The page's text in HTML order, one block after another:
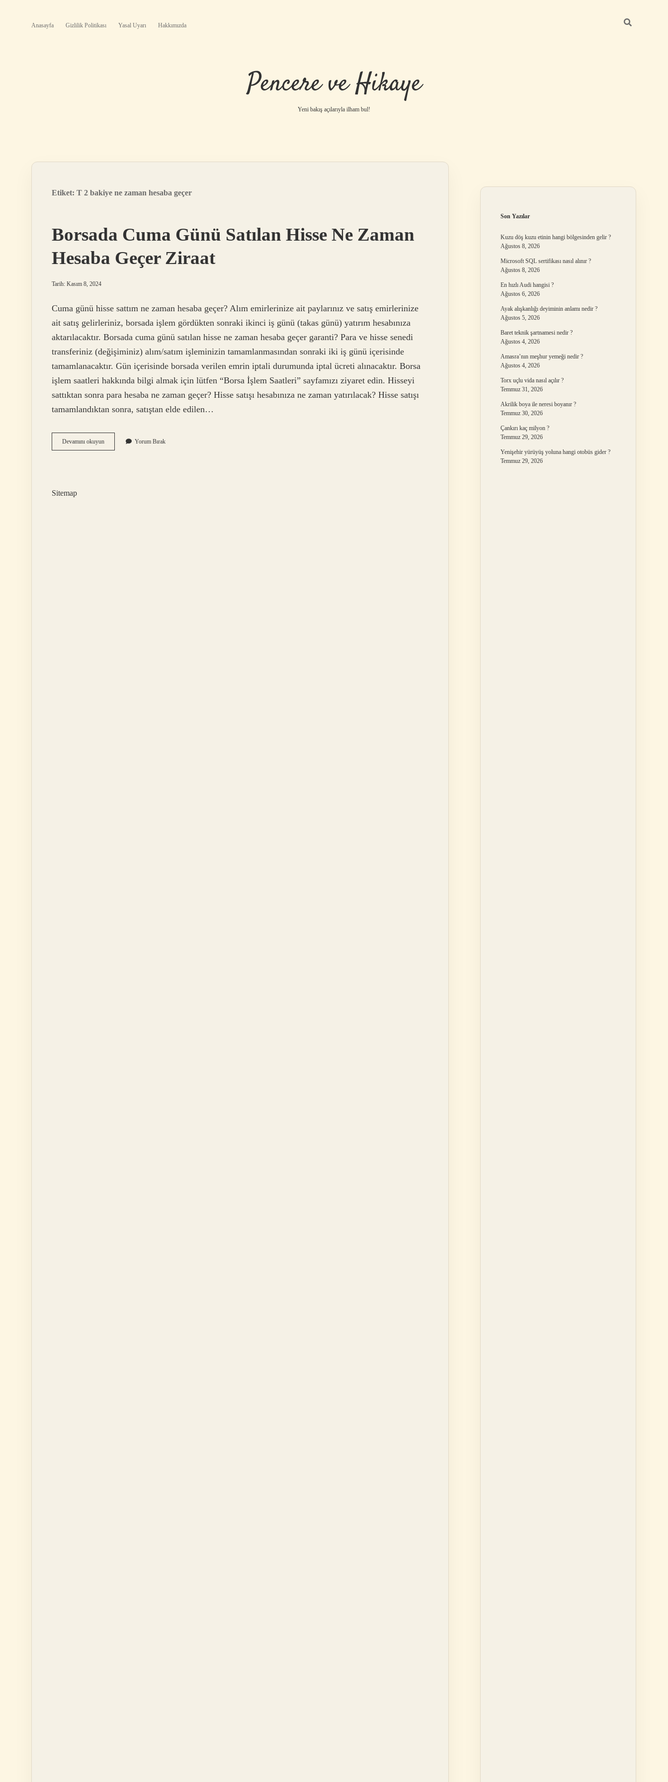
Anasayfa Gizlilik Politikası Yasal Uyarı Hakkımızda
Pencere ve Hikaye
Yeni bakış açılarıyla ilham bul!
Etiket: T 2 bakiye ne zaman hesaba geçer
Borsada Cuma Günü Satılan Hisse Ne Zaman
Hesaba Geçer Ziraat
Tarih: Kasım 8, 2024
Cuma günü hisse sattım ne zaman hesaba geçer? Alım emirlerinize ait paylarınız ve satış emirlerinize
ait satış gelirleriniz, borsada işlem gördükten sonraki ikinci iş günü (takas günü) yatırım hesabınıza
aktarılacaktır. Borsada cuma günü satılan hisse ne zaman hesaba geçer garanti? Para ve hisse senedi
transferiniz (değişiminiz) alım/satım işleminizin tamamlanmasından sonraki iki iş günü içerisinde
tamamlanacaktır. Gün içerisinde borsada verilen emrin iptali durumunda iptal ücreti alınacaktır. Borsa
işlem saatleri hakkında bilgi almak için lütfen “Borsa İşlem Saatleri” sayfamızı ziyaret edin. Hisseyi
sattıktan sonra para hesaba ne zaman geçer? Hisse satışı hesabınıza ne zaman yatırılacak? Hisse satışı
tamamlandıktan sonra, satıştan elde edilen…
Devamını okuyunBorsada
Cuma
Yorum Bırak
Sitemap
Son Yazılar
Kuzu döş kuzu etinin hangi bölgesinden gelir ?
Ağustos 8, 2026
Microsoft SQL sertifikası nasıl alınır ?
Ağustos 8, 2026
En hızlı Audi hangisi ?
Ağustos 6, 2026
Ayak alışkanlığı deyiminin anlamı nedir ?
Ağustos 5, 2026
Baret teknik şartnamesi nedir ?
Ağustos 4, 2026
Amasra’nın meşhur yemeği nedir ?
Ağustos 4, 2026
Torx uçlu vida nasıl açılır ?
Temmuz 31, 2026
Akrilik boya ile neresi boyanır ?
Temmuz 30, 2026
Çankırı kaç milyon ?
Temmuz 29, 2026
Yenişehir yürüyüş yoluna hangi otobüs gider ?
Temmuz 29, 2026